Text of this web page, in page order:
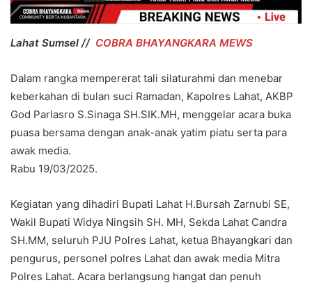
Lahat Sumsel // COBRA BHAYANGKARA MEWS
Dalam rangka mempererat tali silaturahmi dan menebar
keberkahan di bulan suci Ramadan, Kapolres Lahat, AKBP
God Parlasro S.Sinaga SH.SIK.MH, menggelar acara buka
puasa bersama dengan anak-anak yatim piatu serta para
awak media.
Rabu 19/03/2025.
Kegiatan yang dihadiri Bupati Lahat H.Bursah Zarnubi SE,
Wakil Bupati Widya Ningsih SH. MH, Sekda Lahat Candra
SH.MM, seluruh PJU Polres Lahat, ketua Bhayangkari dan
pengurus, personel polres Lahat dan awak media Mitra
Polres Lahat. Acara berlangsung hangat dan penuh